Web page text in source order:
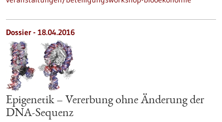
Dossier - 18.04.2016
Epigenetik – Vererbung ohne Änderung der
DNA-Sequenz